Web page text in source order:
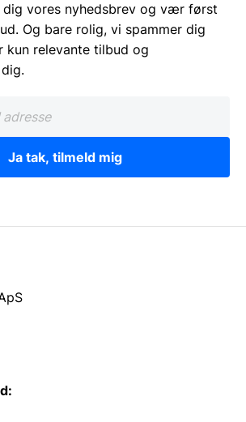
dig vores nyhedsbrev og vær først
Og bare rolig, vi spammer dig
kun relevante tilbud og
Ja tak, tilmeld mig